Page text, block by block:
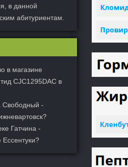
в данной
абитуриентам.
в магазине
CJC1295DAC в
Свободный -
Гатчина -
Ессентуки?